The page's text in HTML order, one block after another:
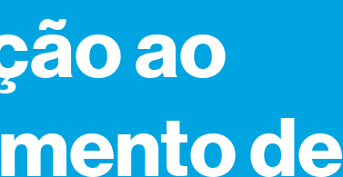
ao
de